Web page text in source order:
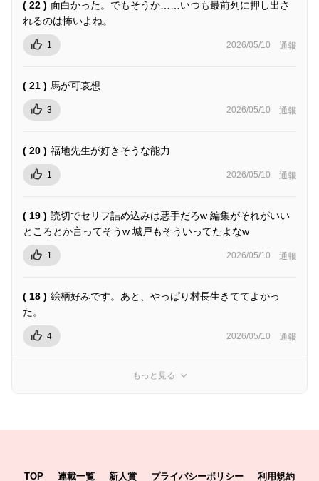
( 22 ) 面白かった。でもそうか……いつも最前列に押し出さ
れるのは怖いよね。
1 2026/05/10 通報
( 21 ) 馬が可哀想
3 2026/05/10 通報
( 20 ) 福地先生が好きそうな能力
1 2026/05/10 通報
( 19 ) 読切でセリフ詰め込みは悪手だろw 編集がそれがいい
ところとか言ってそうw 城戸もそういってたよなw
1 2026/05/10 通報
( 18 ) 絵柄好みです。あと、やっぱり村長生きててよかっ
た。
4 2026/05/10 通報
もっと見る
TOP 連載一覧 新人賞 プライバシーポリシー 利用規約